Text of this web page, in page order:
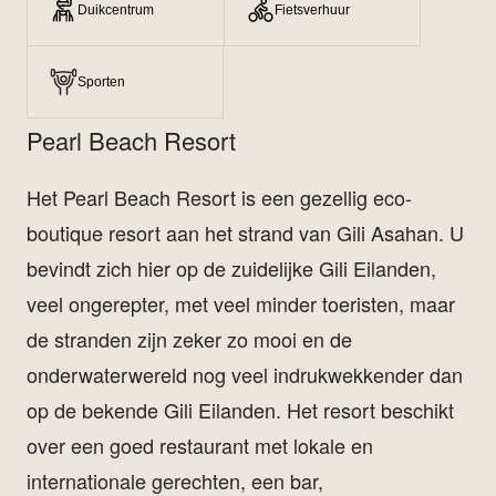
Pearl Beach Resort
Het Pearl Beach Resort is een gezellig eco-
boutique resort aan het strand van Gili Asahan. U
bevindt zich hier op de zuidelijke Gili Eilanden,
veel ongerepter, met veel minder toeristen, maar
de stranden zijn zeker zo mooi en de
onderwaterwereld nog veel indrukwekkender dan
op de bekende Gili Eilanden. Het resort beschikt
over een goed restaurant met lokale en
internationale gerechten, een bar,
Duikcentrum Fietsverhuur
Sporten